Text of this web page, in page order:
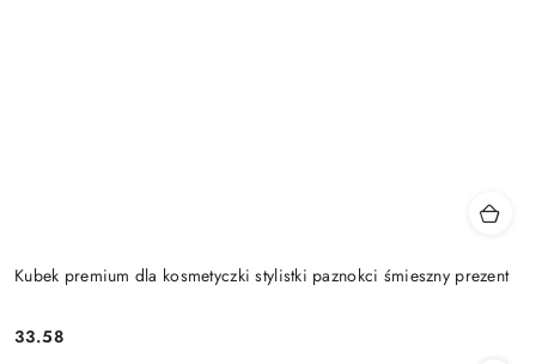
Kubek premium dla kosmetyczki stylistki paznokci śmieszny prezent
Cena:
33.58